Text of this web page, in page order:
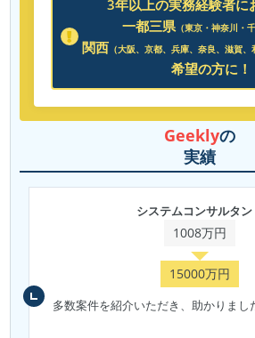
3年以上の実務経験者に
一都三県 （東京・神奈川・
関西 （大阪、京都、兵庫、奈良、滋賀、
希望の方に！
Geeklyの
実績
システムコンサルタン
1008万円
15000万円
多数案件を紹介いただき、助かりまし